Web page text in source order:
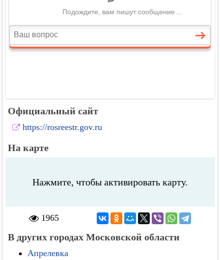
Официальный сайт
https://rosreestr.gov.ru
На карте
Нажмите, чтобы активировать карту.
1965
В других городах Московской области
Апрелевка